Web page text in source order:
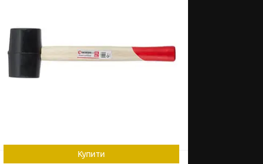
Купити